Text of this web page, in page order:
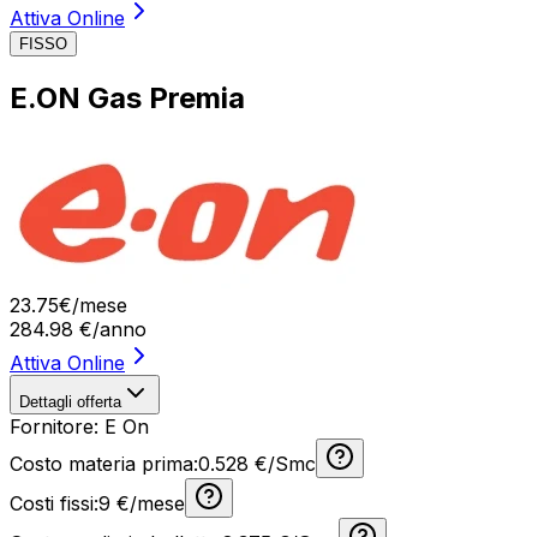
Attiva Online
FISSO
E.ON Gas Premia
23.75€/mese
284.98 €/anno
Attiva Online
Dettagli offerta
Fornitore: E On
Costo materia prima:0.528 €/Smc
Costi fissi:9 €/mese